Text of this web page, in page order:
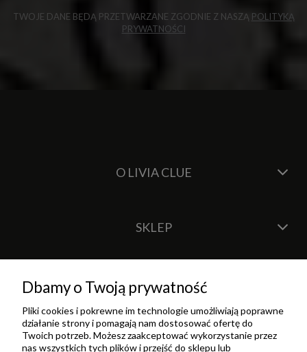
TWOJE DANE BĘDĄ PRZETWARZANE ZGODNIE Z NASZĄ POLITYKĄ
PRYWATNOŚCI
O LIVIA CLUE
SKLEP
Dbamy o Twoją prywatność
Pliki cookies i pokrewne im technologie umożliwiają poprawne
działanie strony i pomagają nam dostosować ofertę do
Twoich potrzeb. Możesz zaakceptować wykorzystanie przez
nas wszystkich tych plików i przejść do sklepu lub